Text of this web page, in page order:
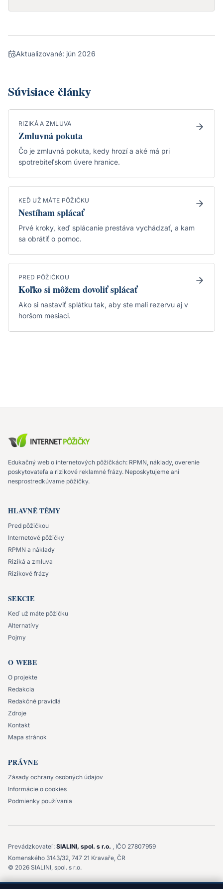
Aktualizované: jún 2026
Súvisiace články
RIZIKÁ A ZMLUVA
Zmluvná pokuta
Čo je zmluvná pokuta, kedy hrozí a aké má pri
spotrebiteľskom úvere hranice.
KEĎ UŽ MÁTE PÔŽIČKU
Nestíham splácať
Prvé kroky, keď splácanie prestáva vychádzať, a kam
sa obrátiť o pomoc.
PRED PÔŽIČKOU
Koľko si môžem dovoliť splácať
Ako si nastaviť splátku tak, aby ste mali rezervu aj v
horšom mesiaci.
Edukačný web o internetových pôžičkách: RPMN, náklady, overenie
poskytovateľa a rizikové reklamné frázy. Neposkytujeme ani
nesprostredkúvame pôžičky.
HLAVNÉ TÉMY
Pred pôžičkou
Internetové pôžičky
RPMN a náklady
Riziká a zmluva
Rizikové frázy
SEKCIE
Keď už máte pôžičku
Alternatívy
Pojmy
O WEBE
O projekte
Redakcia
Redakčné pravidlá
Zdroje
Kontakt
Mapa stránok
PRÁVNE
Zásady ochrany osobných údajov
Informácie o cookies
Podmienky používania
Prevádzkovateľ: SIALINI, spol. s r.o. , IČO 27807959
Komenského 3143/32, 747 21 Kravaře, ČR
© 2026 SIALINI, spol. s r.o.